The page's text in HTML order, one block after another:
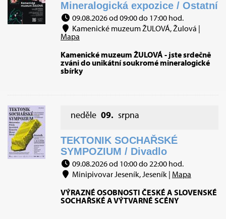
Mineralogická expozice / Ostatní
09.08.2026 od 09:00 do 17:00 hod.
Kamenické muzeum ŽULOVÁ, Žulová |
Mapa
Kamenické muzeum ŽULOVÁ - jste srdečně
zváni do unikátní soukromé mineralogické
sbírky
neděle 09. srpna
TEKTONIK SOCHAŘSKÉ
SYMPOZIUM / Divadlo
09.08.2026 od 10:00 do 22:00 hod.
Minipivovar Jeseník, Jeseník | Mapa
VÝRAZNÉ OSOBNOSTI ČESKÉ A SLOVENSKÉ
SOCHAŘSKÉ A VÝTVARNÉ SCÉNY